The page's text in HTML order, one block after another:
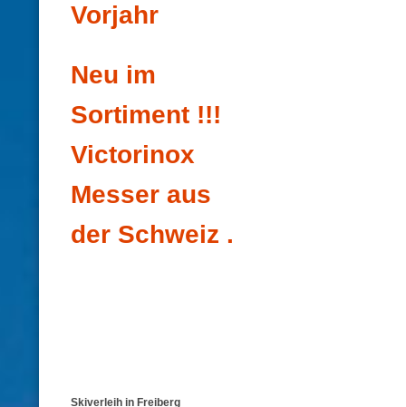
Vorjahr
Neu im
Sortiment !!!
Victorinox
Messer aus
der Schweiz .
Skiverleih in Freiberg